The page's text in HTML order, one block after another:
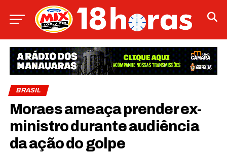
BRASIL
Moraes ameaça prender ex-
ministro durante audiência
da ação do golpe